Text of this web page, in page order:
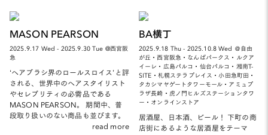
MASON PEARSON
2025.9.17 Wed - 2025.9.30 Tue @西宮阪
急
‘ヘアブラシ界のロールスロイス’と評
される、世界中のヘアスタイリスト
やセレブリティの必需品である
MASON PEARSON。 期間中、普
段取り扱いのない商品も並びます。
read more
BA横丁
2025.9.18 Thu - 2025.10.8 Wed ＠自由
が丘・西宮阪急・なんばパークス・ルクア
イーレ・広島パルコ・仙台パルコ・湘南T-
SITE・札幌ステラプレイス・小田急町田・
タカシマヤゲートタワーモール・アミュプ
ラザ長崎・虎ノ門ヒルズステーションタワ
ー・オンラインストア
居酒屋、日本酒、ビール！ 下町の商
店街にあるような居酒屋をテーマ